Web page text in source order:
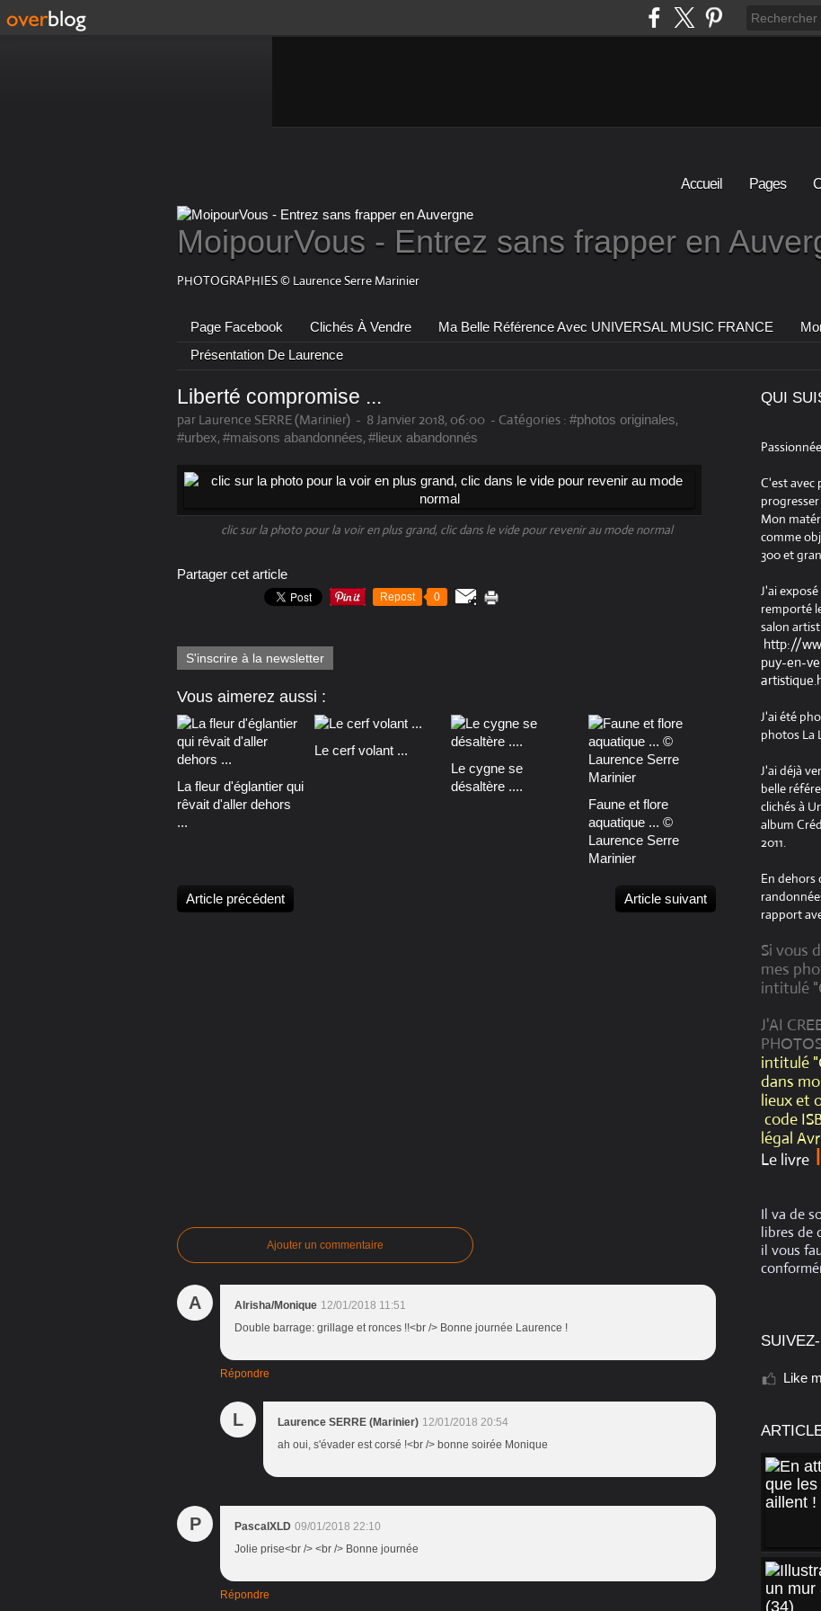
Accueil Pages
MoipourVous - Entrez sans frapper en
PHOTOGRAPHIES © Laurence Serre Marinier
Page Facebook Clichés À Vendre Ma Belle Référence Avec UNIVERSAL MUSIC FRANCE
Présentation De Laurence
Liberté compromise ...
par Laurence SERRE (Marinier) - 8 Janvier 2018, 06:00 - Catégories : #photos originales,
#urbex, #maisons abandonnées, #lieux abandonnés
clic sur la photo pour la voir en plus grand, clic dans le vide pour revenir au mode normal
Partager cet article
Repost 0
S'inscrire à la newsletter
Vous aimerez aussi :
La fleur d'églantier qui
rêvait d'aller dehors
...
Le cerf volant ...
Le cygne se
désaltère ....
Faune et flore
aquatique ... ©
Laurence Serre
Marinier
Article précédent Article suivant
Ajouter un commentaire
A Alrisha/Monique 12/01/2018 11:51
Double barrage: grillage et ronces !!<br /> Bonne journée Laurence !
Répondre
L Laurence SERRE (Marinier) 12/01/2018 20:54
ah oui, s'évader est corsé !<br /> bonne soirée Monique
P PascalXLD 09/01/2018 22:10
Jolie prise<br /> <br /> Bonne journée
Répondre
QUI
C'est avec
Mon
comme
300 et
J'ai
remporté
salon
http://
puy-en-
J'ai été
photos La
J'ai déjà
belle
clichés à
album
2011.
En dehors
rapport
Si vous
mes
intitulé
J'AI
intitulé
dans
lieux et
code
légal
Le livre
Il va de
libres de
il vous
Like